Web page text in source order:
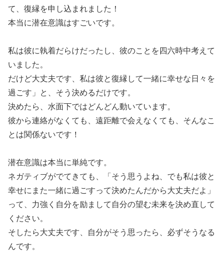
て、復縁を申し込まれました！
本当に潜在意識はすごいです。
私は彼に執着だらけだったし、彼のことを四六時中考えて
いました。
だけど大丈夫です、私は彼と復縁して一緒に幸せな日々を
過ごす」と、そう決めるだけです。
決めたら、水面下ではどんどん動いています。
彼から連絡がなくても、遠距離で会えなくても、そんなこ
とは関係ないです！
潜在意識は本当に単純です。
ネガティブがでてきても、「そう思うよね、でも私は彼と
幸せにまた一緒に過ごすって決めたんだから大丈夫だよ」
って、力強く自分を励まして自分の望む未来を決め直して
ください。
そしたら大丈夫です、自分がそう思ったら、必ずそうなる
んです。